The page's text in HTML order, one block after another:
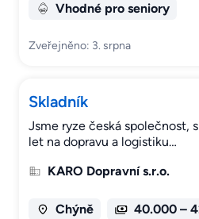
Vhodné pro seniory
Zveřejněno: 3. srpna
Skladník
Jsme ryze česká společnost,
let na dopravu a logistiku…
KARO Dopravní s.r.o.
Chýně 40.000 –